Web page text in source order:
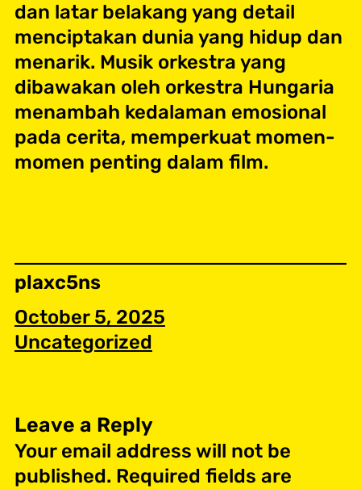
dan latar belakang yang detail
menciptakan dunia yang hidup dan
menarik. Musik orkestra yang
dibawakan oleh orkestra Hungaria
menambah kedalaman emosional
pada cerita, memperkuat momen-
momen penting dalam film.
plaxc5ns
October 5, 2025
Uncategorized
Leave a Reply
Your email address will not be
published. Required fields are